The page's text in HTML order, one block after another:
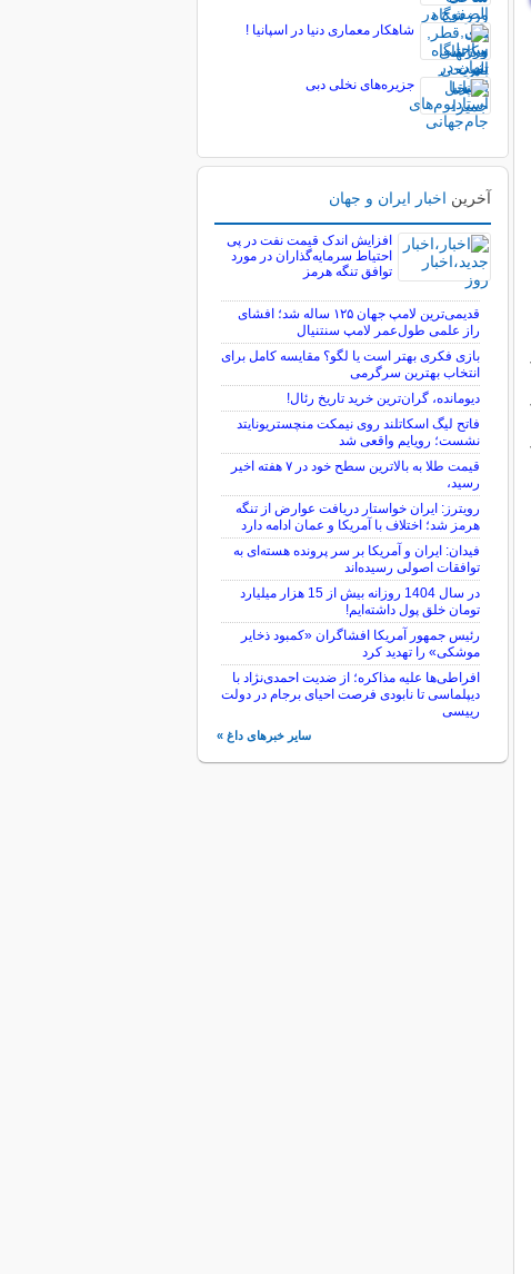
شاهکار معماری دنیا در اسپانیا !
جزیره‌های نخلی دبی
آخرین اخبار ایران و جهان
افزایش اندک قیمت نفت در پی
احتیاط سرمایه‌گذاران در مورد
توافق تنگه هرمز
قدیمی‌ترین لامپ جهان ۱۲۵ ساله شد؛ افشای
راز علمی طول‌عمر لامپ سنتنیال
بازی فکری بهتر است یا لگو؟ مقایسه کامل برای
انتخاب بهترین سرگرمی
دیومانده، گران‌ترین خرید تاریخ رئال!
فاتح لیگ اسکاتلند روی نیمکت منچستریونایتد
نشست؛ رویایم واقعی شد
قیمت طلا به بالاترین سطح خود در ۷ هفته اخیر
رسید،
رویترز: ایران خواستار دریافت عوارض از تنگه
هرمز شد؛ اختلاف با آمریکا و عمان ادامه دارد
فیدان: ایران و آمریکا بر سر پرونده هسته‌ای به
توافقات اصولی رسیده‌اند
در سال 1404 روزانه بیش از 15 هزار میلیارد
تومان خلق پول داشته‌ایم!
رئیس جمهور آمریکا افشاگران «کمبود ذخایر
موشکی» را تهدید کرد
افراطی‌ها علیه مذاکره؛ از ضدیت احمدی‌نژاد با
دیپلماسی تا نابودی فرصت احیای برجام در دولت
رییسی
سایر خبرهای داغ »